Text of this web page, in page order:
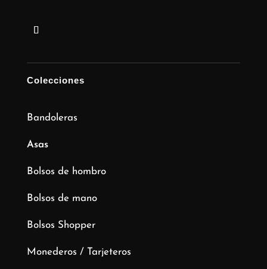
Colecciones
Bandoleras
Asas
Bolsos de hombro
Bolsos de mano
Bolsos Shopper
Monederos / Tarjeteros